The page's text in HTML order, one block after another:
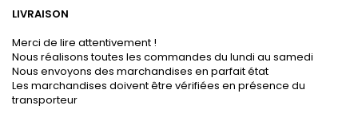
LIVRAISON
Merci de lire attentivement !
Nous réalisons toutes les commandes du lundi au samedi
Nous envoyons des marchandises en parfait état
Les marchandises doivent être vérifiées en présence du
transporteur